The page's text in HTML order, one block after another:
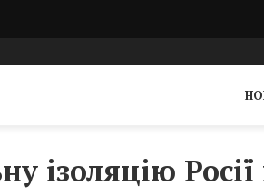
ізоляцію Росії